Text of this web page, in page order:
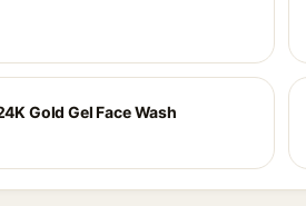
Gold Gel Face Wash